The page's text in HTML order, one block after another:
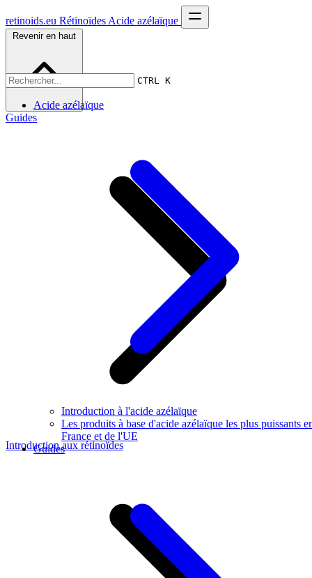
retinoids.eu Rétinoïdes Acide azélaïque
CTRL K
Acide azélaïque
Introduction à l'acide azélaïque
Les produits à base d'acide azélaïque les plus puissants
France et de l'UE
Guides
Revenir en haut
Guides
Introduction aux rétinoïdes